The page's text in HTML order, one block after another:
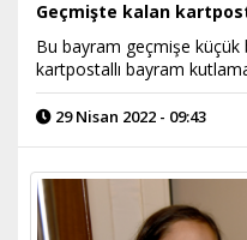
Geçmişte kalan
Bu bayram geçmişe küçük
kartpostallı bayram
29 Nisan 2022 - 09:43